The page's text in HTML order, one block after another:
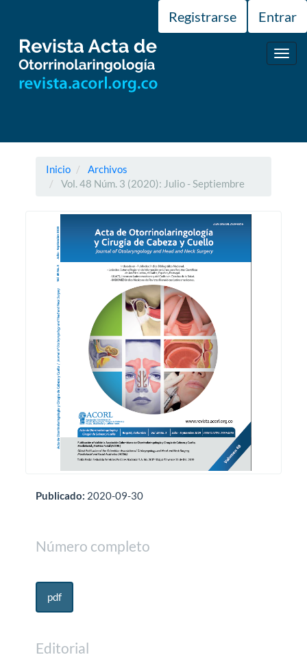
principal
Barra
lateral
Registrarse Entrar
Inicio
Archivos
Vol. 48 Núm. 3 (2020): Julio - Septiembre
Publicado: 2020-09-30
Número completo
pdf
Editorial